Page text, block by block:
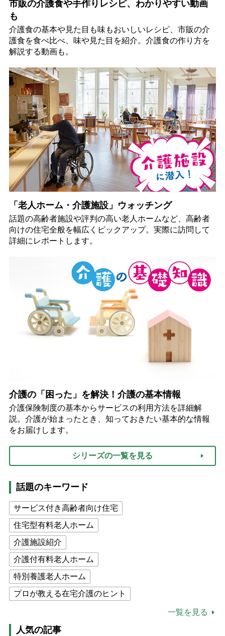
市販の介護食や手作りレシピ、わかりやすい動画
も
介護食の基本や見た目も味もおいしいレシピ、市販の介
護食を食べ比べ、味や見た目を紹介。介護食の作り方を
解説する動画も。
「老人ホーム・介護施設」ウォッチング
話題の高齢者施設や評判の高い老人ホームなど、高齢者
向けの住宅全般を幅広くピックアップ。実際に訪問して
詳細にレポートします。
介護の「困った」を解決！介護の基本情報
介護保険制度の基本からサービスの利用方法を詳細解
説。介護が始まったとき、知っておきたい基本的な情報
をお届けします。
シリーズの一覧を見る
話題のキーワード
サービス付き高齢者向け住宅
住宅型有料老人ホーム
介護施設紹介
介護付有料老人ホーム
特別養護老人ホーム
プロが教える在宅介護のヒント
高木ブー
ケアマネジャー
一覧を見る
人気の記事